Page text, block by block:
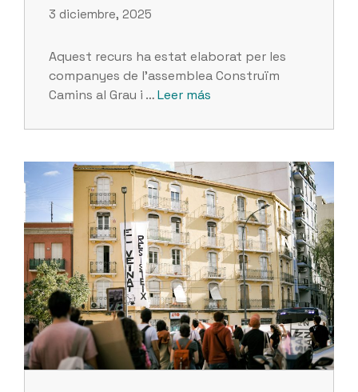
3 diciembre, 2025
Aquest recurs ha estat elaborat per les
companyes de l’assemblea Construïm
Camins al Grau i …Leer más